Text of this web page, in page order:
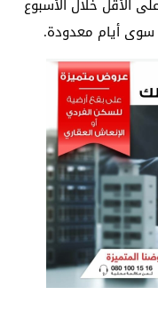
الأقل خلال الأسبوع
سوى أيام معدودة.